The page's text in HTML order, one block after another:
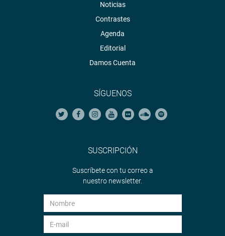
Noticias
Contrastes
Agenda
Editorial
Damos Cuenta
SÍGUENOS
SUSCRIPCIÓN
Suscríbete con tu correo a
nuestro newsletter.